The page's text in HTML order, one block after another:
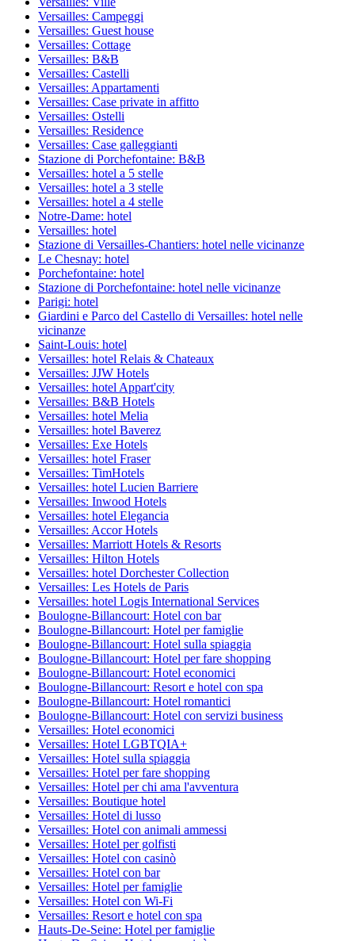
Versailles: Campeggi
Versailles: Guest house
Versailles: Cottage
Versailles: B&B
Versailles: Castelli
Versailles: Appartamenti
Versailles: Case private in affitto
Versailles: Ostelli
Versailles: Residence
Versailles: Case galleggianti
Stazione di Porchefontaine: B&B
Versailles: hotel a 5 stelle
Versailles: hotel a 3 stelle
Versailles: hotel a 4 stelle
Notre-Dame: hotel
Versailles: hotel
Stazione di Versailles-Chantiers: hotel nelle vicinanze
Le Chesnay: hotel
Porchefontaine: hotel
Stazione di Porchefontaine: hotel nelle vicinanze
Parigi: hotel
Giardini e Parco del Castello di Versailles: hotel nelle
vicinanze
Saint-Louis: hotel
Versailles: hotel Relais & Chateaux
Versailles: JJW Hotels
Versailles: hotel Appart'city
Versailles: B&B Hotels
Versailles: hotel Melia
Versailles: hotel Baverez
Versailles: Exe Hotels
Versailles: hotel Fraser
Versailles: TimHotels
Versailles: hotel Lucien Barriere
Versailles: Inwood Hotels
Versailles: hotel Elegancia
Versailles: Accor Hotels
Versailles: Marriott Hotels & Resorts
Versailles: Hilton Hotels
Versailles: hotel Dorchester Collection
Versailles: Les Hotels de Paris
Versailles: hotel Logis International Services
Boulogne-Billancourt: Hotel con bar
Boulogne-Billancourt: Hotel per famiglie
Boulogne-Billancourt: Hotel sulla spiaggia
Boulogne-Billancourt: Hotel per fare shopping
Boulogne-Billancourt: Hotel economici
Boulogne-Billancourt: Resort e hotel con spa
Boulogne-Billancourt: Hotel romantici
Boulogne-Billancourt: Hotel con servizi business
Versailles: Hotel economici
Versailles: Hotel LGBTQIA+
Versailles: Hotel sulla spiaggia
Versailles: Hotel per fare shopping
Versailles: Hotel per chi ama l'avventura
Versailles: Boutique hotel
Versailles: Hotel di lusso
Versailles: Hotel con animali ammessi
Versailles: Hotel per golfisti
Versailles: Hotel con casinò
Versailles: Hotel con bar
Versailles: Hotel per famiglie
Versailles: Hotel con Wi-Fi
Versailles: Resort e hotel con spa
Hauts-De-Seine: Hotel per famiglie